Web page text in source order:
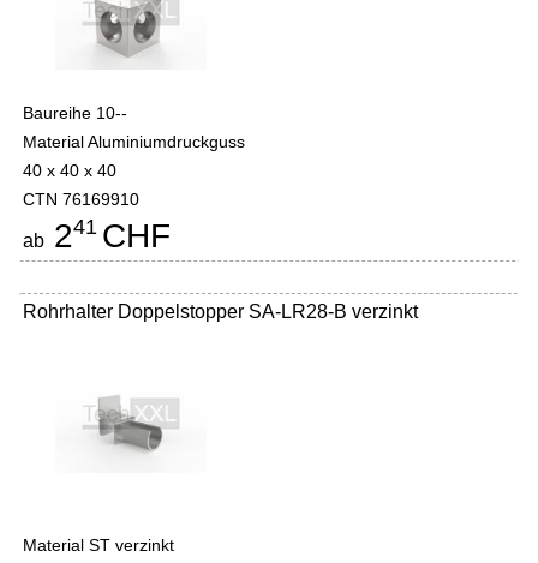
Baureihe 10--
Material Aluminiumdruckguss
40 x 40 x 40
CTN 76169910
ab 241 CHF
Rohrhalter Doppelstopper SA-LR28-B verzinkt
Material ST verzinkt